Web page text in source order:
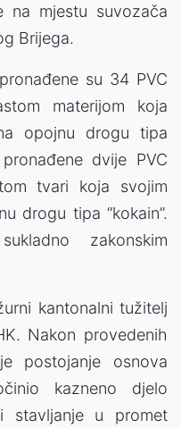
na mjestu suvozača
Brijega.
su 34 PVC
materijom koja
opojnu drogu tipa
dvije PVC
tvari koja svojim
drogu tipa “kokain”.
zakonskim
kantonalni tužitelj
Nakon provedenih
postojanje osnova
kazneno djelo
stavljanje u promet